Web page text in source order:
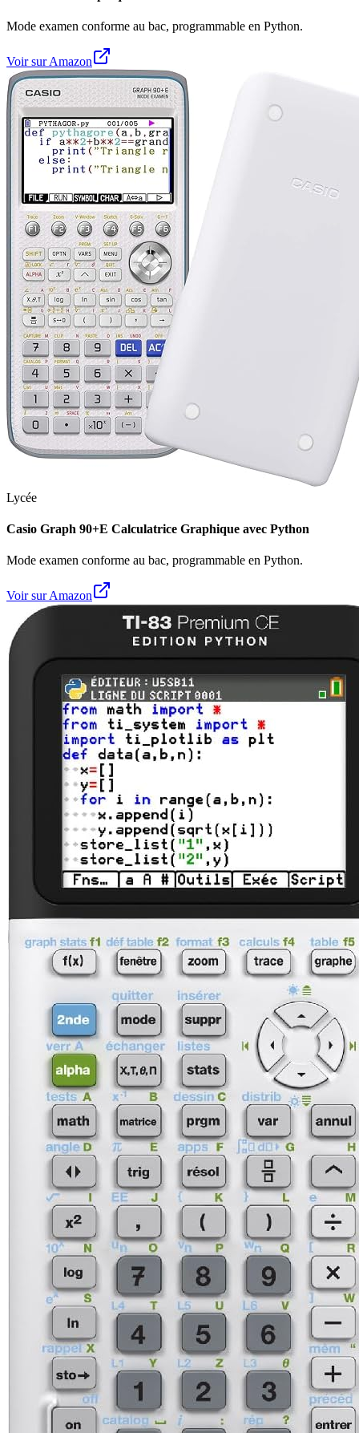
Mode examen conforme au bac, programmable en Python.
Voir sur Amazon
Lycée
Casio Graph 90+E Calculatrice Graphique avec Python
Mode examen conforme au bac, programmable en Python.
Voir sur Amazon